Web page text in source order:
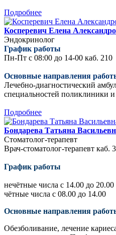
Подробнее
Косперевич Елена
Эндокринолог
График работы
Пн-Пт с 08:00 до 14-00 каб. 210
Основные направления
Лечебно-диагностический
специальностей поликлиники и
Подробнее
Бондарева Татьяна
Стоматолог-терапевт
Врач-стоматолог-терапевт каб.
График работы
нечётные числа с 14.00 до 20.00
чётные числа с 08.00 до 14.00
Основные направления
Обезболивание, лечение